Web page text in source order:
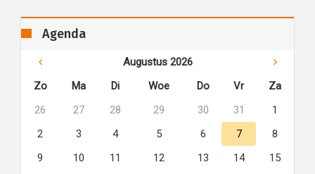
Agenda
Augustus 2026
Zo
Ma Di Woe Do Vr
Za
26
27 28 29 30 31
1
2
3 4 5 6 7
8
9
10 11 12 13 14
15